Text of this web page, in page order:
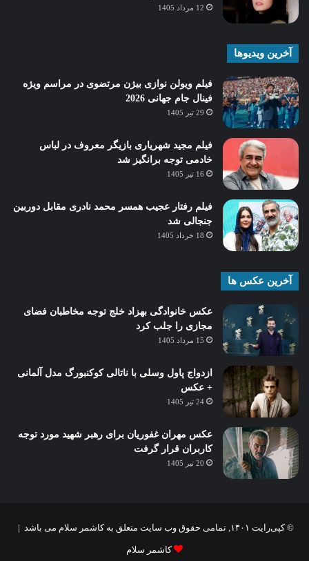
12 مرداد 1405
آخرین ویدیوها
فیلم ویولن نوازی بیژن مرتضوی در مراسم ویژه
فینال جام جهانی 2026
29 تیر 1405
فیلم مجید شهریاری بازیگر معروف در لباس
خادمی توجه برانگیز شد
16 تیر 1405
فیلم رفتار عجیب همسر محمد نادری مقابل دوربین
جنجالی شد
18 خرداد 1405
آخرین عکس ها
عکس خانوادگی بهزاد خلج توجه مخاطبان فضای
مجازی را جلب کرد
15 مرداد 1405
ازدواج پاول وسلی با ناتالی کوکنبورگ مدل آلمانی
+ عکس
24 تیر 1405
عکس مهران غفوریان برای رهبر شهید مورد توجه
کاربران قرار گرفت
20 تیر 1405
© کپی‌رایت ۱۴۰۱, تمامی حقوق وب سایت متعلق به کاشمر سلام می باشد |
کاشمر سلام